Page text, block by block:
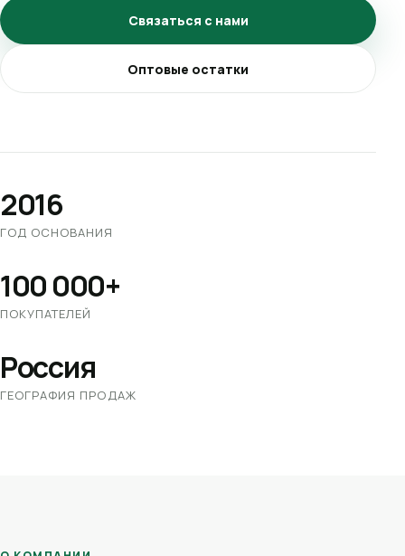
Связаться с нами
Оптовые остатки
2016
ГОД ОСНОВАНИЯ
100 000+
ПОКУПАТЕЛЕЙ
Россия
ГЕОГРАФИЯ ПРОДАЖ